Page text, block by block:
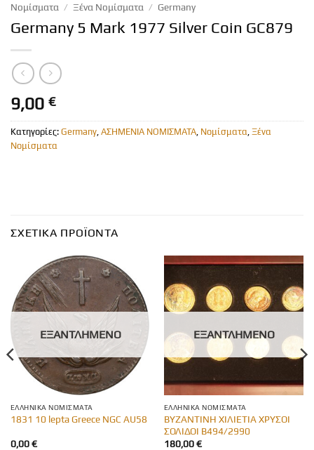
Νομίσματα / Ξένα Νομίσματα / Germany
Germany 5 Mark 1977 Silver Coin GC879
9,00 €
Κατηγορίες: Germany, ΑΣΗΜΕΝΙΑ ΝΟΜΙΣΜΑΤΑ, Νομίσματα, Ξένα
Νομίσματα
ΣΧΕΤΙΚΆ ΠΡΟΪΌΝΤΑ
ΕΞΑΝΤΛΗΜΈΝΟ
ΕΛΛΗΝΙΚΆ ΝΟΜΊΣΜΑΤΑ
1831 10 lepta Greece NGC AU58
0,00€
ΕΞΑΝΤΛΗΜΈΝΟ
ΕΛΛΗΝΙΚΆ ΝΟΜΊΣΜΑΤΑ
ΒΥΖΑΝΤΙΝΗ ΧΙΛΙΕΤΙΑ ΧΡΥΣΟΙ
ΣΟΛΙΔΟΙ Β494/2990
180,00€